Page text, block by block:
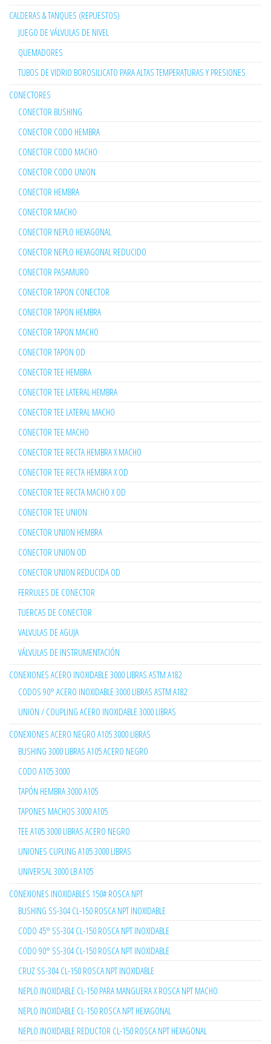
CALDERAS & TANQUES (REPUESTOS)
JUEGO DE VÁLVULAS DE NIVEL
QUEMADORES
TUBOS DE VIDRIO BOROSILICATO PARA ALTAS TEMPERATURAS Y PRESIONES
CONECTORES
CONECTOR BUSHING
CONECTOR CODO HEMBRA
CONECTOR CODO MACHO
CONECTOR CODO UNION
CONECTOR HEMBRA
CONECTOR MACHO
CONECTOR NEPLO HEXAGONAL
CONECTOR NEPLO HEXAGONAL REDUCIDO
CONECTOR PASAMURO
CONECTOR TAPON CONECTOR
CONECTOR TAPON HEMBRA
CONECTOR TAPON MACHO
CONECTOR TAPON OD
CONECTOR TEE HEMBRA
CONECTOR TEE LATERAL HEMBRA
CONECTOR TEE LATERAL MACHO
CONECTOR TEE MACHO
CONECTOR TEE RECTA HEMBRA X MACHO
CONECTOR TEE RECTA HEMBRA X OD
CONECTOR TEE RECTA MACHO X OD
CONECTOR TEE UNION
CONECTOR UNION HEMBRA
CONECTOR UNION OD
CONECTOR UNION REDUCIDA OD
FERRULES DE CONECTOR
TUERCAS DE CONECTOR
VALVULAS DE AGUJA
VÁLVULAS DE INSTRUMENTACIÓN
CONEXIONES ACERO INOXIDABLE 3000 LIBRAS ASTM A182
CODOS 90° ACERO INOXIDABLE 3000 LIBRAS ASTM A182
UNION / COUPLING ACERO INOXIDABLE 3000 LIBRAS
CONEXIONES ACERO NEGRO A105 3000 LIBRAS
BUSHING 3000 LIBRAS A105 ACERO NEGRO
CODO A105 3000
TAPÓN HEMBRA 3000 A105
TAPONES MACHOS 3000 A105
TEE A105 3000 LIBRAS ACERO NEGRO
UNIONES CUPLING A105 3000 LIBRAS
UNIVERSAL 3000 LB A105
CONEXIONES INOXIDABLES 150# ROSCA NPT
BUSHING SS-304 CL-150 ROSCA NPT INOXIDABLE
CODO 45° SS-304 CL-150 ROSCA NPT INOXIDABLE
CODO 90° SS-304 CL-150 ROSCA NPT INOXIDABLE
CRUZ SS-304 CL-150 ROSCA NPT INOXIDABLE
NEPLO INOXIDABLE CL-150 PARA MANGUERA X ROSCA NPT MACHO
NEPLO INOXIDABLE CL-150 ROSCA NPT HEXAGONAL
NEPLO INOXIDABLE REDUCTOR CL-150 ROSCA NPT HEXAGONAL